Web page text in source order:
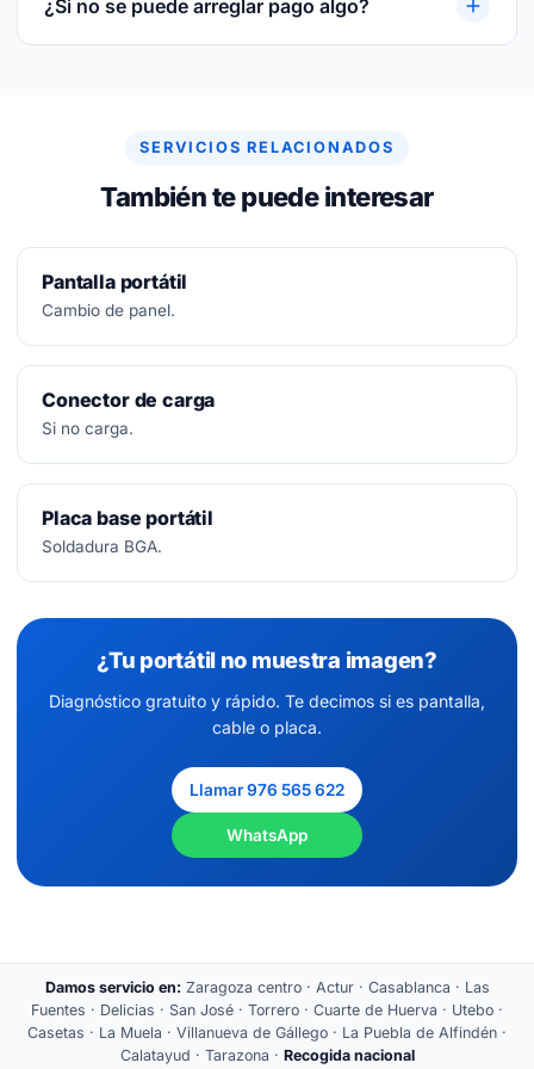
¿Si no se puede arreglar pago algo?
SERVICIOS RELACIONADOS
También te puede interesar
Pantalla portátil
Cambio de panel.
Conector de carga
Si no carga.
Placa base portátil
Soldadura BGA.
¿Tu portátil no muestra imagen?
Diagnóstico gratuito y rápido. Te decimos si es pantalla,
cable o placa.
Llamar 976 565 622
WhatsApp
Damos servicio en: Zaragoza centro · Actur · Casablanca · Las
Fuentes · Delicias · San José · Torrero · Cuarte de Huerva · Utebo ·
Casetas · La Muela · Villanueva de Gállego · La Puebla de Alfindén ·
Calatayud · Tarazona · Recogida nacional